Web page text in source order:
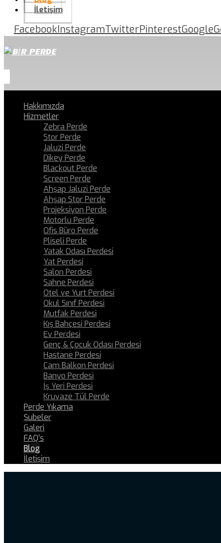
İletişim
FacebookInstagramTwitterPinterestGoogle
Hakkımızda
Hizmetler
Zebra Perde
Stor Perde
Jaluzi Perde
Dikey Perde
Blackout Perde
Screen Perde
Ahşap Jaluzi Perde
Ahşap Stor Perde
Projeksiyon Perde
Motorlu Perde
Ofis Büro Perde
Pliseli Perde
Yatak Odası Perdesi
Yat Perdesi
Salon Perdesi
Sahne Perdesi
Otel ve Yurt Perdesi
Okul Sınıf Perdesi
Mutfak Perdesi
Kış Bahçesi Perdesi
Ev Perdesi
Genç & Çocuk Odası Perdesi
Hastane Perdesi
Cam Balkon Perdesi
Banyo Perdesi
İş Yeri Perdesi
Kruvaze Tül Perde
Perde Yıkama
Şubeler
Galeri
FAQ’s
Blog
İletişim